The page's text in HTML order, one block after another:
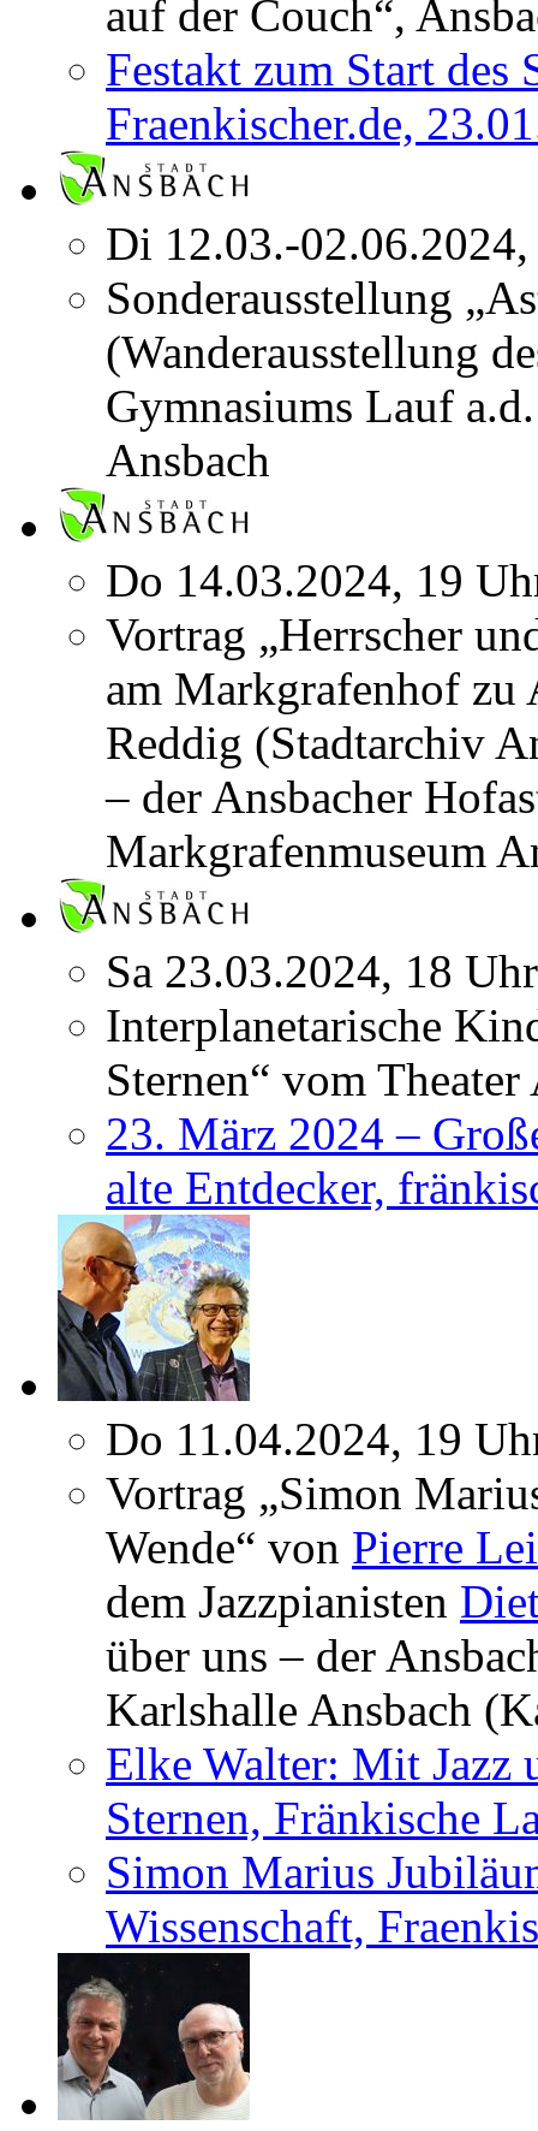
auf der Couch“,
Festakt zum Start
Fraenkischer.de,
Di 12.03.-
Sonderausstellung
(Wanderausstellung
Gymnasiums Lauf
Ansbach
Do 14.03.2024, 19
Vortrag „Herrscher
am Markgrafenhof zu
Reddig (Stadtarchiv
– der Ansbacher
Markgrafenmuseum
Sa 23.03.2024, 18 Uhr
Interplanetarische
Sternen“ vom
23. März 2024 –
alte Entdecker,
Do 11.04.2024, 19
Vortrag „Simon
Wende“ von Pierre
dem Jazzpianisten
über uns – der
Karlshalle Ansbach
Elke Walter: Mit Jazz
Sternen, Fränkische
Simon Marius
Wissenschaft,